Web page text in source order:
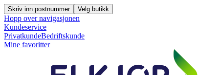
Skriv inn postnummer Velg butikk
Hopp over navigasjonen
Kundeservice
PrivatkundeBedriftskunde
Mine favoritter